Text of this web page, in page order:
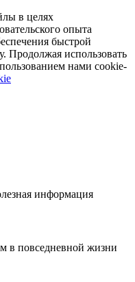
в целях
опыта
быстрой
Продолжая использовать
нами cookie-
информация
в повседневной жизни